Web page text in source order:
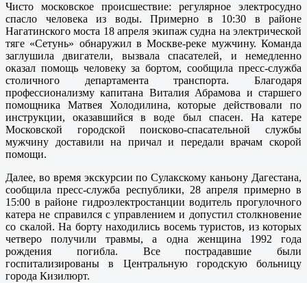
Чисто московское происшествие: регулярное электросудно
спасло человека из воды. Примерно в 10:30 в районе
Нагатинского моста 18 апреля экипаж судна на электрической
тяге «Сетунь» обнаружил в Москве-реке мужчину. Команда
заглушила двигатели, вызвала спасателей, и немедленно
оказал помощь человеку за бортом, сообщила пресс-служба
столичного департамента транспорта. Благодаря
профессионализму капитана Виталия Абрамова и старшего
помощника Матвея Холодилина, которые действовали по
инструкции, оказавшийся в воде был спасен. На катере
Московской городской поисково-спасательной службы
мужчину доставили на причал и передали врачам скорой
помощи.
Далее, во время экскурсии по Сулакскому каньону Дагестана,
сообщила пресс-служба республики, 28 апреля примерно в
15:00 в районе гидроэлектростанции водитель прогулочного
катера не справился с управлением и допустил столкновение
со скалой. На борту находились восемь туристов, из которых
четверо получили травмы, а одна женщина 1992 года
рождения погибла. Все пострадавшие были
госпитализированы в Центральную городскую больницу
города Кизилюрт.